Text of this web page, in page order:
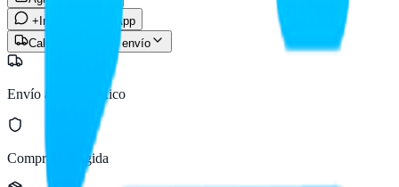
+Info por WhatsApp
Calcular costo de envío
Envío a todo México
Compra protegida